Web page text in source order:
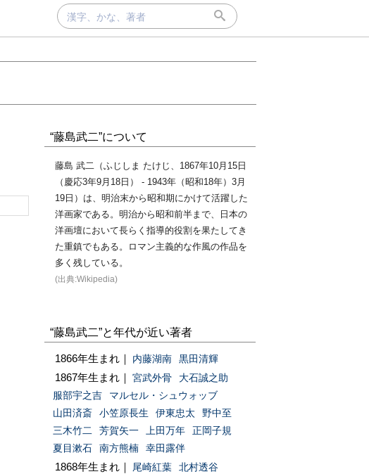
“藤島武二”について
藤島 武二（ふじしま たけじ、1867年10月15日
（慶応3年9月18日） - 1943年（昭和18年）3月
19日）は、明治末から昭和期にかけて活躍した
洋画家である。明治から昭和前半まで、日本の
洋画壇において長らく指導的役割を果たしてき
た重鎮でもある。ロマン主義的な作風の作品を
多く残している。
(出典:Wikipedia)
“藤島武二”と年代が近い著者
1866年生まれ｜ 内藤湖南 黒田清輝
1867年生まれ｜ 宮武外骨
大石誠之助
服部宇之吉
マルセル・シュウォッブ
山田済斎
小笠原長生 伊東忠太
野中至
三木竹二
芳賀矢一 上田万年
正岡子規
夏目漱石
南方熊楠 幸田露伴
1868年生まれ｜ 尾崎紅葉
北村透谷